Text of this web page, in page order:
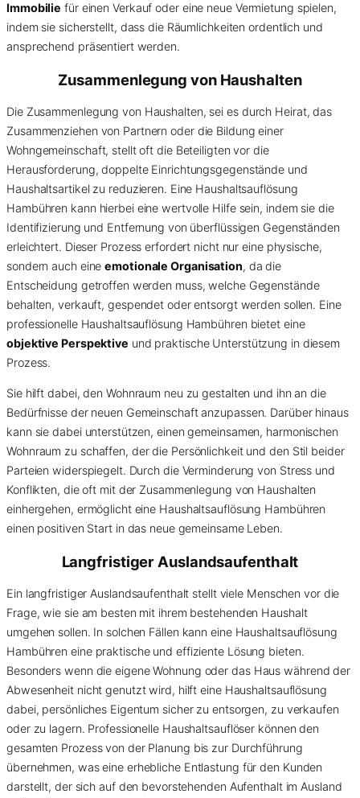
Immobilie für einen Verkauf oder eine neue Vermietung spielen,
indem sie sicherstellt, dass die Räumlichkeiten ordentlich und
ansprechend präsentiert werden.
Zusammenlegung von Haushalten
Die Zusammenlegung von Haushalten, sei es durch Heirat, das
Zusammenziehen von Partnern oder die Bildung einer
Wohngemeinschaft, stellt oft die Beteiligten vor die
Herausforderung, doppelte Einrichtungsgegenstände und
Haushaltsartikel zu reduzieren. Eine Haushaltsauflösung
Hambühren kann hierbei eine wertvolle Hilfe sein, indem sie die
Identifizierung und Entfernung von überflüssigen Gegenständen
erleichtert. Dieser Prozess erfordert nicht nur eine physische,
sondern auch eineemotionale Organisation, da die
Entscheidung getroffen werden muss, welche Gegenstände
behalten, verkauft, gespendet oder entsorgt werden sollen. Eine
professionelle Haushaltsauflösung Hambühren bietet eine
objektive Perspektive und praktische Unterstützung in diesem
Prozess.
Sie hilft dabei, den Wohnraum neu zu gestalten und ihn an die
Bedürfnisse der neuen Gemeinschaft anzupassen. Darüber hinaus
kann sie dabei unterstützen, einen gemeinsamen, harmonischen
Wohnraum zu schaffen, der die Persönlichkeit und den Stil beider
Parteien widerspiegelt. Durch die Verminderung von Stress und
Konflikten, die oft mit der Zusammenlegung von Haushalten
einhergehen, ermöglicht eine Haushaltsauflösung Hambühren
einen positiven Start in das neue gemeinsame Leben.
Langfristiger Auslandsaufenthalt
Ein langfristiger Auslandsaufenthalt stellt viele Menschen vor die
Frage, wie sie am besten mit ihrem bestehenden Haushalt
umgehen sollen. In solchen Fällen kann eine Haushaltsauflösung
Hambühren eine praktische und effiziente Lösung bieten.
Besonders wenn die eigene Wohnung oder das Haus während der
Abwesenheit nicht genutzt wird, hilft eine Haushaltsauflösung
dabei, persönliches Eigentum sicher zu entsorgen, zu verkaufen
oder zu lagern. Professionelle Haushaltsauflöser können den
gesamten Prozess von der Planung bis zur Durchführung
übernehmen, was eine erhebliche Entlastung für den Kunden
darstellt, der sich auf den bevorstehenden Aufenthalt im Ausland